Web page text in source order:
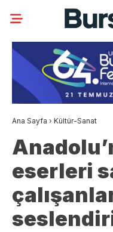
Ana Sayfa › Kültür-Sanat
eserleri